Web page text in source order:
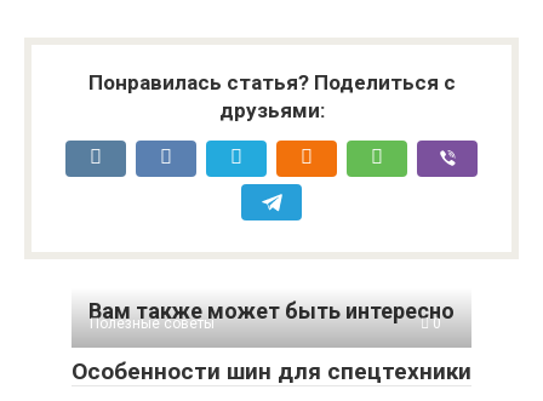
Понравилась статья? Поделиться с
друзьями:
Вам также может быть интересно
Полезные советы 0
Особенности шин для спецтехники